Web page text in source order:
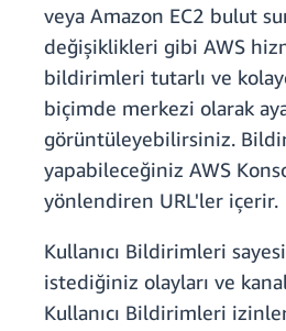
veya Amazon EC2 bulut
değişiklikleri gibi AWS
bildirimleri tutarlı ve
biçimde merkezi olarak
görüntüleyebilirsiniz.
yapabileceğiniz AWS
yönlendiren URL'ler içerir.
Kullanıcı Bildirimleri
istediğiniz olayları ve
Kullanıcı Bildirimleri